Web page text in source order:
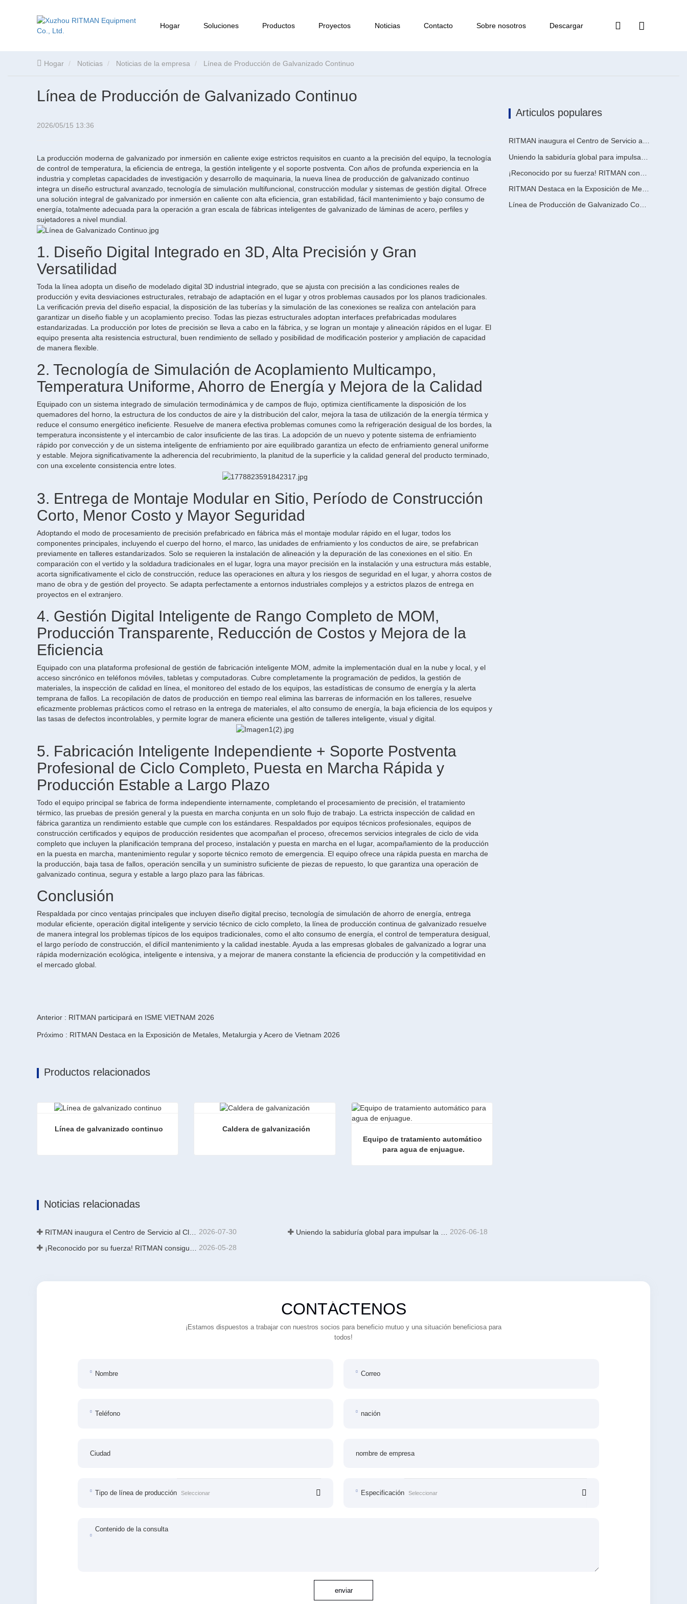
Hogar Soluciones Productos Proyectos Noticias Contacto Sobre nosotros Descargar
Hogar Noticias Noticias de la empresa Línea de Producción de Galvanizado Continuo
Línea de Producción de Galvanizado Continuo
2026/05/15 13:36
La producción moderna de galvanizado por inmersión en caliente exige estrictos requisitos en cuanto a la precisión del equipo, la tecnología
de control de temperatura, la eficiencia de entrega, la gestión inteligente y el soporte postventa. Con años de profunda experiencia en la
industria y completas capacidades de investigación y desarrollo de maquinaria, la nueva línea de producción de galvanizado continuo
integra un diseño estructural avanzado, tecnología de simulación multifuncional, construcción modular y sistemas de gestión digital. Ofrece
una solución integral de galvanizado por inmersión en caliente con alta eficiencia, gran estabilidad, fácil mantenimiento y bajo consumo de
energía, totalmente adecuada para la operación a gran escala de fábricas inteligentes de galvanizado de láminas de acero, perfiles y
sujetadores a nivel mundial.
1. Diseño Digital Integrado en 3D, Alta Precisión y Gran
Versatilidad
Toda la línea adopta un diseño de modelado digital 3D industrial integrado, que se ajusta con precisión a las condiciones reales de
producción y evita desviaciones estructurales, retrabajo de adaptación en el lugar y otros problemas causados por los planos tradicionales.
La verificación previa del diseño espacial, la disposición de las tuberías y la simulación de las conexiones se realiza con antelación para
garantizar un diseño fiable y un acoplamiento preciso. Todas las piezas estructurales adoptan interfaces prefabricadas modulares
estandarizadas. La producción por lotes de precisión se lleva a cabo en la fábrica, y se logran un montaje y alineación rápidos en el lugar. El
equipo presenta alta resistencia estructural, buen rendimiento de sellado y posibilidad de modificación posterior y ampliación de capacidad
de manera flexible.
2. Tecnología de Simulación de Acoplamiento Multicampo,
Temperatura Uniforme, Ahorro de Energía y Mejora de la Calidad
Equipado con un sistema integrado de simulación termodinámica y de campos de flujo, optimiza científicamente la disposición de los
quemadores del horno, la estructura de los conductos de aire y la distribución del calor, mejora la tasa de utilización de la energía térmica y
reduce el consumo energético ineficiente. Resuelve de manera efectiva problemas comunes como la refrigeración desigual de los bordes, la
temperatura inconsistente y el intercambio de calor insuficiente de las tiras. La adopción de un nuevo y potente sistema de enfriamiento
rápido por convección y de un sistema inteligente de enfriamiento por aire equilibrado garantiza un efecto de enfriamiento general uniforme
y estable. Mejora significativamente la adherencia del recubrimiento, la planitud de la superficie y la calidad general del producto terminado,
con una excelente consistencia entre lotes.
3. Entrega de Montaje Modular en Sitio, Período de Construcción
Corto, Menor Costo y Mayor Seguridad
Adoptando el modo de procesamiento de precisión prefabricado en fábrica más el montaje modular rápido en el lugar, todos los
componentes principales, incluyendo el cuerpo del horno, el marco, las unidades de enfriamiento y los conductos de aire, se prefabrican
previamente en talleres estandarizados. Solo se requieren la instalación de alineación y la depuración de las conexiones en el sitio. En
comparación con el vertido y la soldadura tradicionales en el lugar, logra una mayor precisión en la instalación y una estructura más estable,
acorta significativamente el ciclo de construcción, reduce las operaciones en altura y los riesgos de seguridad en el lugar, y ahorra costos de
mano de obra y de gestión del proyecto. Se adapta perfectamente a entornos industriales complejos y a estrictos plazos de entrega en
proyectos en el extranjero.
4. Gestión Digital Inteligente de Rango Completo de MOM,
Producción Transparente, Reducción de Costos y Mejora de la
Eficiencia
Equipado con una plataforma profesional de gestión de fabricación inteligente MOM, admite la implementación dual en la nube y local, y el
acceso sincrónico en teléfonos móviles, tabletas y computadoras. Cubre completamente la programación de pedidos, la gestión de
materiales, la inspección de calidad en línea, el monitoreo del estado de los equipos, las estadísticas de consumo de energía y la alerta
temprana de fallos. La recopilación de datos de producción en tiempo real elimina las barreras de información en los talleres, resuelve
eficazmente problemas prácticos como el retraso en la entrega de materiales, el alto consumo de energía, la baja eficiencia de los equipos y
las tasas de defectos incontrolables, y permite lograr de manera eficiente una gestión de talleres inteligente, visual y digital.
5. Fabricación Inteligente Independiente + Soporte Postventa
Profesional de Ciclo Completo, Puesta en Marcha Rápida y
Producción Estable a Largo Plazo
Todo el equipo principal se fabrica de forma independiente internamente, completando el procesamiento de precisión, el tratamiento
térmico, las pruebas de presión general y la puesta en marcha conjunta en un solo flujo de trabajo. La estricta inspección de calidad en
fábrica garantiza un rendimiento estable que cumple con los estándares. Respaldados por equipos técnicos profesionales, equipos de
construcción certificados y equipos de producción residentes que acompañan el proceso, ofrecemos servicios integrales de ciclo de vida
completo que incluyen la planificación temprana del proceso, instalación y puesta en marcha en el lugar, acompañamiento de la producción
en la puesta en marcha, mantenimiento regular y soporte técnico remoto de emergencia. El equipo ofrece una rápida puesta en marcha de
la producción, baja tasa de fallos, operación sencilla y un suministro suficiente de piezas de repuesto, lo que garantiza una operación de
galvanizado continua, segura y estable a largo plazo para las fábricas.
Conclusión
Respaldada por cinco ventajas principales que incluyen diseño digital preciso, tecnología de simulación de ahorro de energía, entrega
modular eficiente, operación digital inteligente y servicio técnico de ciclo completo, la línea de producción continua de galvanizado resuelve
de manera integral los problemas típicos de los equipos tradicionales, como el alto consumo de energía, el control de temperatura desigual,
el largo período de construcción, el difícil mantenimiento y la calidad inestable. Ayuda a las empresas globales de galvanizado a lograr una
rápida modernización ecológica, inteligente e intensiva, y a mejorar de manera constante la eficiencia de producción y la competitividad en
el mercado global.
Anterior : RITMAN participará en ISME VIETNAM 2026
Próximo : RITMAN Destaca en la Exposición de Metales, Metalurgia y Acero de Vietnam 2026
Productos relacionados
Línea de galvanizado continuo Caldera de galvanización
Equipo de tratamiento automático
para agua de enjuague.
Noticias relacionadas
2026-07-30 2026-06-18
¡Reconocido por su fuerza! RITMAN consigue otro pedido de Arabia Saudita 2026-05-28
Articulos populares
RITMAN inaugura el Centro de Servicio al Cliente Global para elevar el soporte de ciclo de vida completo para clientes en todo el mundo
RITMAN Destaca en la Exposición de Metales, Metalurgia y Acero de Vietnam 2026
Línea de Producción de Galvanizado Continuo
CONTÁCTENOS
¡Estamos dispuestos a trabajar con nuestros socios para beneficio mutuo y una situación beneficiosa para
todos!
Nombre Correo
Teléfono nación
Ciudad nombre de empresa
Tipo de línea de producción Especificación
Contenido de la consulta
enviar